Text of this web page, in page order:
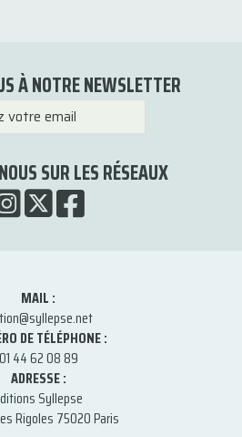
À NOTRE NEWSLETTER
SUR LES RÉSEAUX
MAIL :
DE TÉLÉPHONE :
01 44 62 08 89
ADRESSE :
Syllepse
Rigoles 75020 Paris